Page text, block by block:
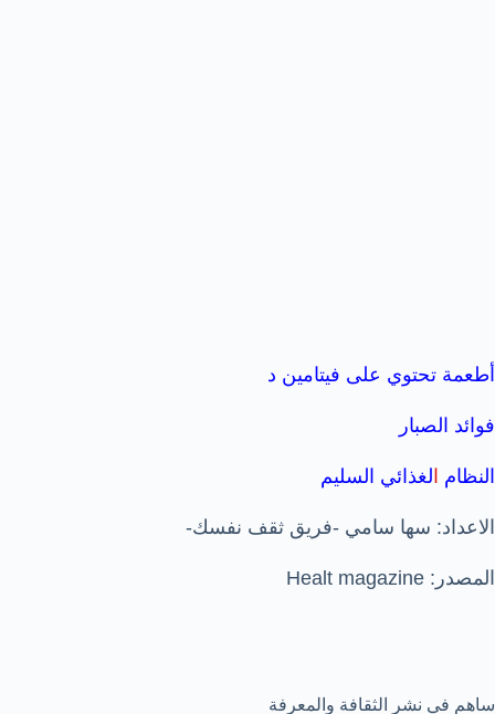
أطعمة تحتوي على فيتامين د
فوائد الصبار
النظام لغذائي السليم
الاعداد: سها سامي -فريق ثقف نفسك-
المصدر: Healt magazine
ساهم في نشر الثقافة والمعرفة